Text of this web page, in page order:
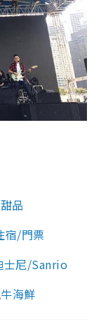
品
宿/門票
士尼/Sanrio
海鮮